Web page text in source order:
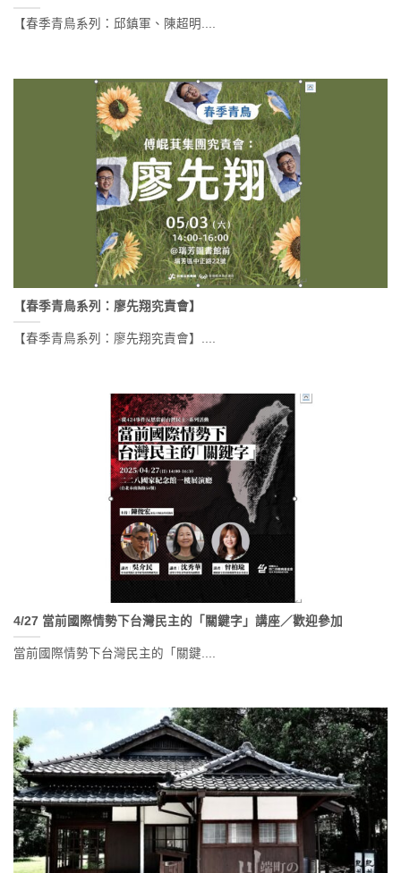
【春季青鳥系列：邱鎮軍、陳超明....
【春季青鳥系列：廖先翔究責會】
【春季青鳥系列：廖先翔究責會】....
4/27 當前國際情勢下台灣民主的「關鍵字」講座／歡迎參加
當前國際情勢下台灣民主的「關鍵....